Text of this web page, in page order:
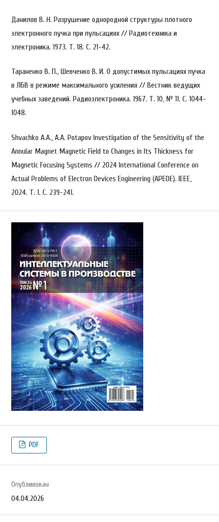
Данилов В. Н. Разрушение однородной структуры плотного
электронного пучка при пульсациях // Радиотехника и
электроника. 1973. Т. 18. С. 21-42.
Тараненко В. П., Шевченко В. И. О допустимых пульсациях пучка
в ЛБВ в режиме максимального усиления // Вестник ведущих
учебных заведений. Радиоэлектроника. 1967. Т. 10, № 11. С. 1044-
1048.
Shvachko A.A., A.A. Potapov Investigation of the Sensitivity of the
Annular Magnet Magnetic Field to Changes in Its Thickness for
Magnetic Focusing Systems // 2024 International Conference on
Actual Problems of Electron Devices Engineering (APEDE). IEEE,
2024. Т. 1. С. 239-241.
PDF
Опубликован
04.04.2026